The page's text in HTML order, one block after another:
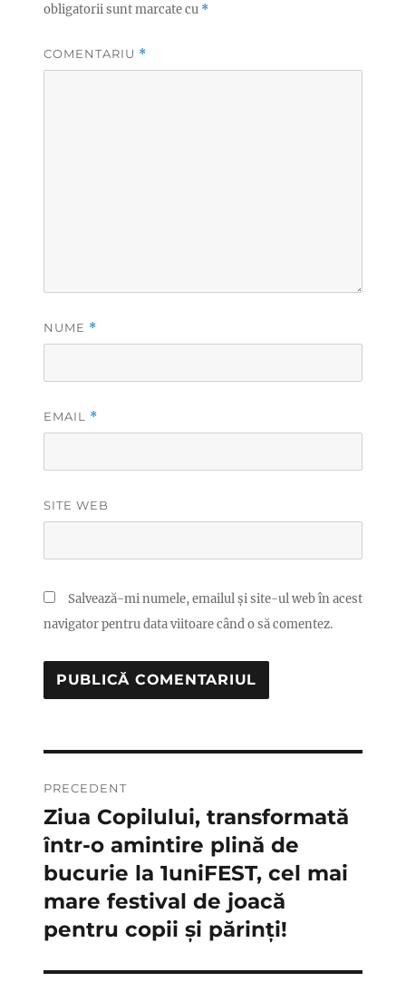
obligatorii sunt marcate cu *
COMENTARIU *
NUME *
EMAIL *
SITE WEB
Salvează-mi numele, emailul și site-ul web în acest
navigator pentru data viitoare când o să comentez.
în
articole
PRECEDENT
Articolul
anterior:
Ziua Copilului, transformată
într-o amintire plină de
bucurie la 1uniFEST, cel mai
mare festival de joacă
pentru copii și părinți!